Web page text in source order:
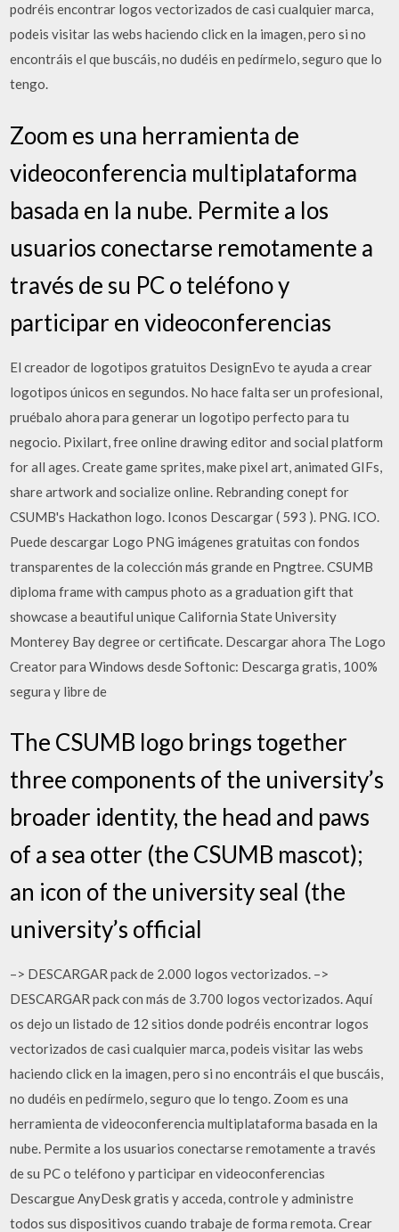
podréis encontrar logos vectorizados de casi cualquier marca,
podeis visitar las webs haciendo click en la imagen, pero si no
encontráis el que buscáis, no dudéis en pedírmelo, seguro que lo
tengo.
Zoom es una herramienta de
videoconferencia multiplataforma
basada en la nube. Permite a los
usuarios conectarse remotamente a
través de su PC o teléfono y
participar en videoconferencias
El creador de logotipos gratuitos DesignEvo te ayuda a crear
logotipos únicos en segundos. No hace falta ser un profesional,
pruébalo ahora para generar un logotipo perfecto para tu
negocio. Pixilart, free online drawing editor and social platform
for all ages. Create game sprites, make pixel art, animated GIFs,
share artwork and socialize online. Rebranding conept for
CSUMB's Hackathon logo. Iconos Descargar ( 593 ). PNG. ICO.
Puede descargar Logo PNG imágenes gratuitas con fondos
transparentes de la colección más grande en Pngtree. CSUMB
diploma frame with campus photo as a graduation gift that
showcase a beautiful unique California State University
Monterey Bay degree or certificate. Descargar ahora The Logo
Creator para Windows desde Softonic: Descarga gratis, 100%
segura y libre de
The CSUMB logo brings together
three components of the university’s
broader identity, the head and paws
of a sea otter (the CSUMB mascot);
an icon of the university seal (the
university’s official
–> DESCARGAR pack de 2.000 logos vectorizados. –>
DESCARGAR pack con más de 3.700 logos vectorizados. Aquí
os dejo un listado de 12 sitios donde podréis encontrar logos
vectorizados de casi cualquier marca, podeis visitar las webs
haciendo click en la imagen, pero si no encontráis el que buscáis,
no dudéis en pedírmelo, seguro que lo tengo. Zoom es una
herramienta de videoconferencia multiplataforma basada en la
nube. Permite a los usuarios conectarse remotamente a través
de su PC o teléfono y participar en videoconferencias
Descargue AnyDesk gratis y acceda, controle y administre
todos sus dispositivos cuando trabaje de forma remota. Crear